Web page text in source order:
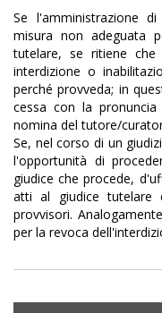
Se l'amministrazione
misura non adeguata
tutelare, se ritiene
interdizione o
perché provveda; in
cessa con la
nomina del tutore/
Se, nel corso di un
l'opportunità di
giudice che procede,
atti al giudice tutelare
provvisori.
per la revoca